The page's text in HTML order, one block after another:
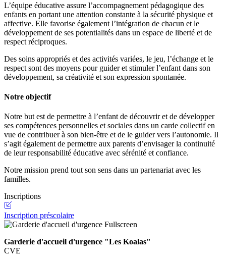
L’équipe éducative assure l’accompagnement pédagogique des
enfants en portant une attention constante à la sécurité physique et
affective. Elle favorise également l’intégration de chacun et le
développement de ses potentialités dans un espace de liberté et de
respect réciproques.
Des soins appropriés et des activités variées, le jeu, l’échange et le
respect sont des moyens pour guider et stimuler l’enfant dans son
développement, sa créativité et son expression spontanée.
Notre objectif
Notre but est de permettre à l’enfant de découvrir et de développer
ses compétences personnelles et sociales dans un carde collectif en
vue de contribuer à son bien-être et de le guider vers l’autonomie. Il
s’agit également de permettre aux parents d’envisager la continuité
de leur responsabilité éducative avec sérénité et confiance.
Notre mission prend tout son sens dans un partenariat avec les
familles.
Inscriptions
Inscription préscolaire
Fullscreen
Garderie d'accueil d'urgence "Les Koalas"
CVE